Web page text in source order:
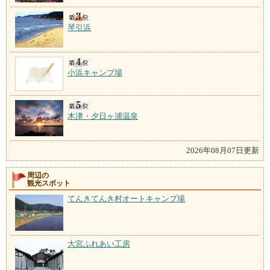
琴引浜
小浜キャンプ場
木津・夕日ヶ浦温泉
2026年08月07日更新
周辺の
観光スポット
てんきてんき村オートキャンプ場
大宮ふれあい工房